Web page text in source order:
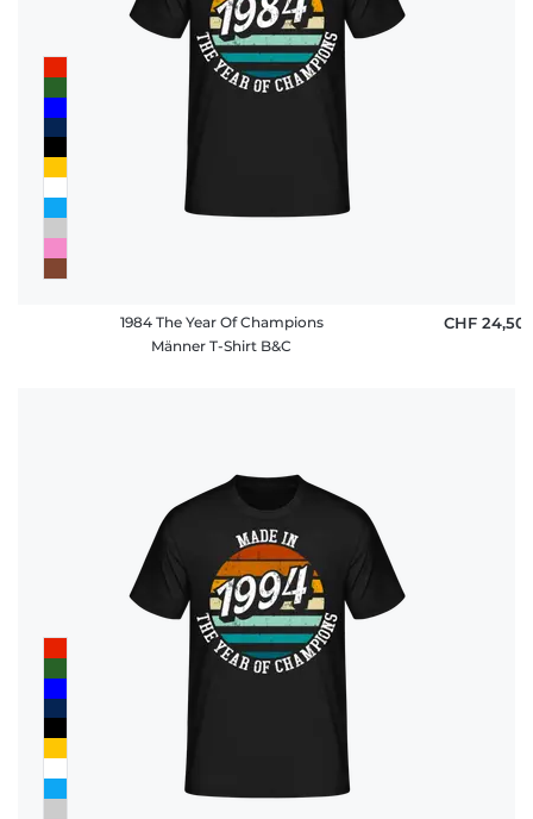
1984 The Year Of Champions
Männer T-Shirt B&C
CHF 24,50